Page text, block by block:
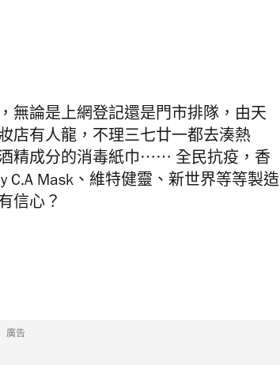
無論是上網登記還是門市排隊，由天
店有人龍，不理三七廿一都去湊熱
精成分的消毒紙巾⋯⋯ 全民抗疫，香
C.A Mask、維特健靈、新世界等等製造
信心？
廣告